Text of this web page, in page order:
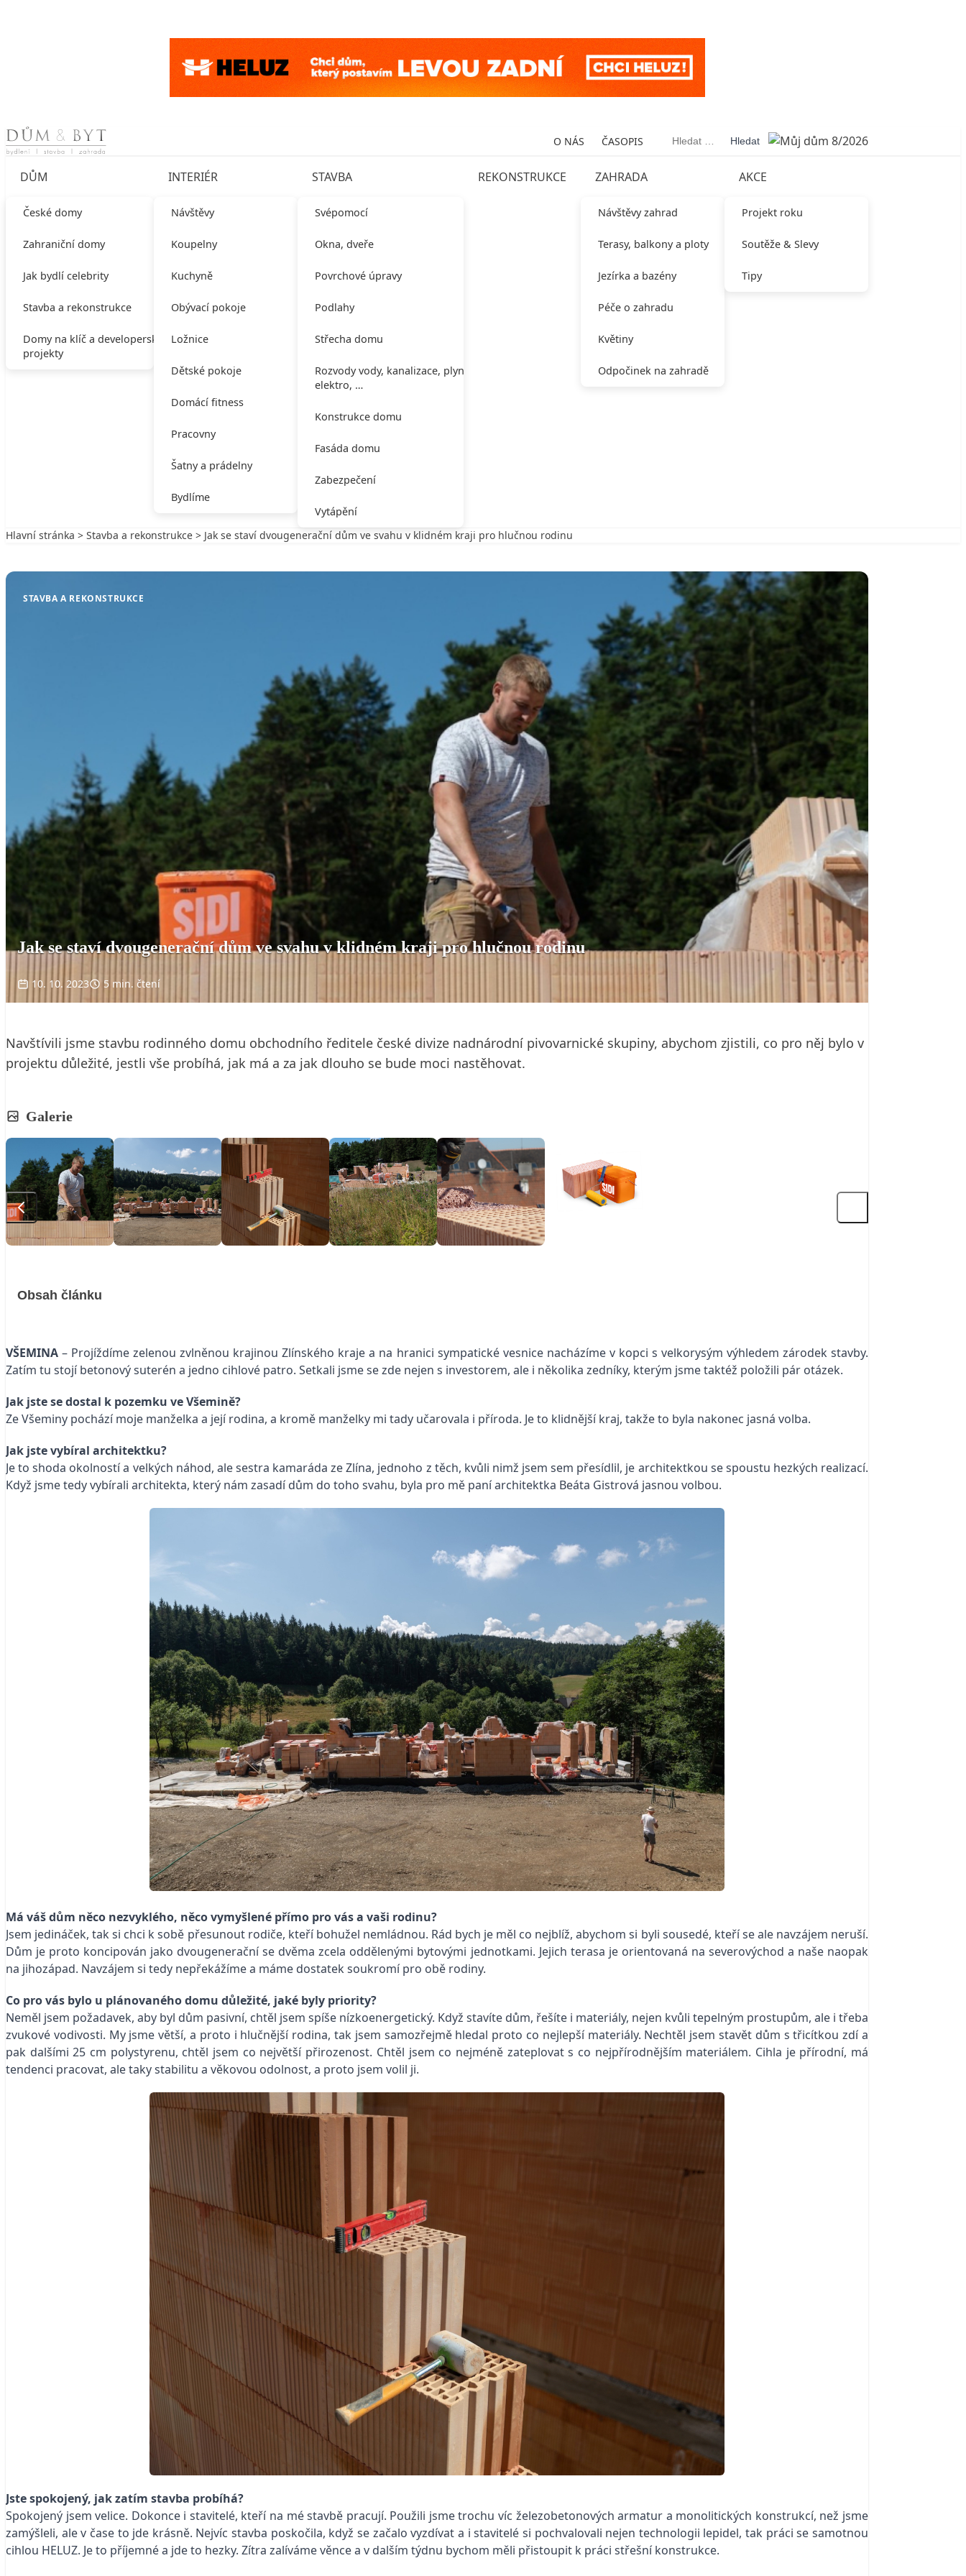
Skip to content O NÁS ČASOPIS Vyhledávání
DŮM
České domy
Zahraniční domy
Jak bydlí celebrity
Stavba a rekonstrukce
Domy na klíč a developerské
projekty
INTERIÉR
Návštěvy
Koupelny
Kuchyně
Obývací pokoje
Ložnice
Dětské pokoje
Domácí fitness
Pracovny
Šatny a prádelny
Bydlíme
STAVBA
Svépomocí
Okna, dveře
Povrchové úpravy
Podlahy
Střecha domu
Rozvody vody, kanalizace, plynu,
elektro, …
Konstrukce domu
Fasáda domu
Zabezpečení
Vytápění
REKONSTRUKCE ZAHRADA
Návštěvy zahrad
Terasy, balkony a ploty
Jezírka a bazény
Péče o zahradu
Květiny
Odpočinek na zahradě
AKCE
Projekt roku
Soutěže & Slevy
Tipy
Hlavní stránka > Stavba a rekonstrukce > Jak se staví dvougenerační dům ve svahu v klidném kraji pro hlučnou rodinu
STAVBA A REKONSTRUKCE
Jak se staví dvougenerační dům ve svahu v klidném kraji pro hlučnou rodinu
10. 10. 2023 5 min. čtení
Navštívili jsme stavbu rodinného domu obchodního ředitele české divize nadnárodní pivovarnické skupiny, abychom zjistili, co pro něj bylo v
projektu důležité, jestli vše probíhá, jak má a za jak dlouho se bude moci nastěhovat.
Galerie
Obsah článku
VŠEMINA – Projíždíme zelenou zvlněnou krajinou Zlínského kraje a na hranici sympatické vesnice nacházíme v kopci s velkorysým výhledem zárodek stavby.
Zatím tu stojí betonový suterén a jedno cihlové patro. Setkali jsme se zde nejen s investorem, ale i několika zedníky, kterým jsme taktéž položili pár otázek.
Jak jste se dostal k pozemku ve Všemině?
Ze Všeminy pochází moje manželka a její rodina, a kromě manželky mi tady učarovala i příroda. Je to klidnější kraj, takže to byla nakonec jasná volba.
Jak jste vybíral architektku?
Je to shoda okolností a velkých náhod, ale sestra kamaráda ze Zlína, jednoho z těch, kvůli nimž jsem sem přesídlil, je architektkou se spoustu hezkých realizací.
Když jsme tedy vybírali architekta, který nám zasadí dům do toho svahu, byla pro mě paní architektka Beáta Gistrová jasnou volbou.
Má váš dům něco nezvyklého, něco vymyšlené přímo pro vás a vaši rodinu?
Jsem jedináček, tak si chci k sobě přesunout rodiče, kteří bohužel nemládnou. Rád bych je měl co nejblíž, abychom si byli sousedé, kteří se ale navzájem neruší.
Dům je proto koncipován jako dvougenerační se dvěma zcela oddělenými bytovými jednotkami. Jejich terasa je orientovaná na severovýchod a naše naopak
na jihozápad. Navzájem si tedy nepřekážíme a máme dostatek soukromí pro obě rodiny.
Co pro vás bylo u plánovaného domu důležité, jaké byly priority?
Neměl jsem požadavek, aby byl dům pasivní, chtěl jsem spíše nízkoenergetický. Když stavíte dům, řešíte i materiály, nejen kvůli tepelným prostupům, ale i třeba
zvukové vodivosti. My jsme větší, a proto i hlučnější rodina, tak jsem samozřejmě hledal proto co nejlepší materiály. Nechtěl jsem stavět dům s třicítkou zdí a
pak dalšími 25 cm polystyrenu, chtěl jsem co největší přirozenost. Chtěl jsem co nejméně zateplovat s co nejpřírodnějším materiálem. Cihla je přírodní, má
tendenci pracovat, ale taky stabilitu a věkovou odolnost, a proto jsem volil ji.
Jste spokojený, jak zatím stavba probíhá?
Spokojený jsem velice. Dokonce i stavitelé, kteří na mé stavbě pracují. Použili jsme trochu víc železobetonových armatur a monolitických konstrukcí, než jsme
zamýšleli, ale v čase to jde krásně. Nejvíc stavba poskočila, když se začalo vyzdívat a i stavitelé si pochvalovali nejen technologii lepidel, tak práci se samotnou
cihlou HELUZ. Je to příjemné a jde to hezky. Zítra zalíváme věnce a v dalším týdnu bychom měli přistoupit k práci střešní konstrukce.